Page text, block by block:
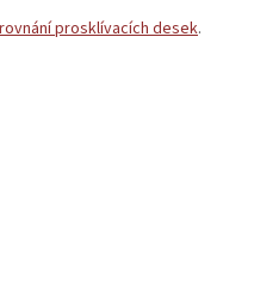
prosklívacích desek.